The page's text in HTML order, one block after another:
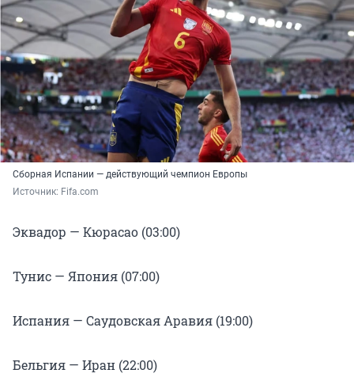
Сборная Испании — действующий чемпион Европы
Источник: Fifa.сom
Эквадор — Кюрасао (03:00)
Тунис — Япония (07:00)
Испания — Саудовская Аравия (19:00)
Бельгия — Иран (22:00)